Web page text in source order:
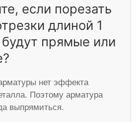
если порезать
длиной 1
прямые или
нет эффекта
Поэтому арматура
выпрямиться.